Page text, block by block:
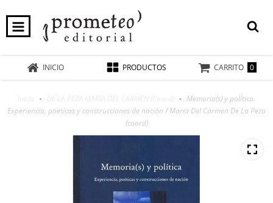
INICIO PRODUCTOS CARRITO 0
- - Memoria(s) y política.
Experiencia, poeticas y construcciones de nación / Maria Del Carmen De La Peza
(coord)